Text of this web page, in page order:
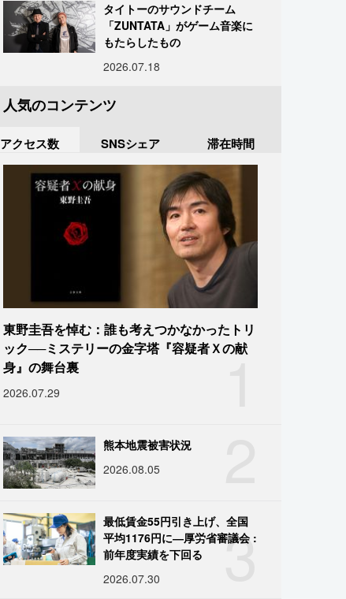
タイトーのサウンドチーム
「ZUNTATA」がゲーム音楽に
もたらしたもの
2026.07.18
人気のコンテンツ
アクセス数 SNSシェア 滞在時間
1
東野圭吾を悼む：誰も考えつかなかったトリ
ック──ミステリーの金字塔『容疑者Ｘの献
身』の舞台裏
2026.07.29
熊本地震被害状況
2026.08.05
3
最低賃金55円引き上げ、全国
平均1176円に―厚労省審議会 :
前年度実績を下回る
2026.07.30